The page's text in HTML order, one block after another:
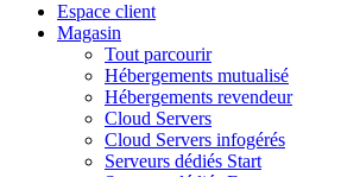
Espace client
Magasin
Tout parcourir
Hébergements mutualisé
Hébergements revendeur
Cloud Servers
Cloud Servers infogérés
Serveurs dédiés Start